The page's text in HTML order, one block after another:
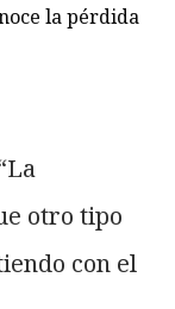
la pérdida
otro tipo
con el